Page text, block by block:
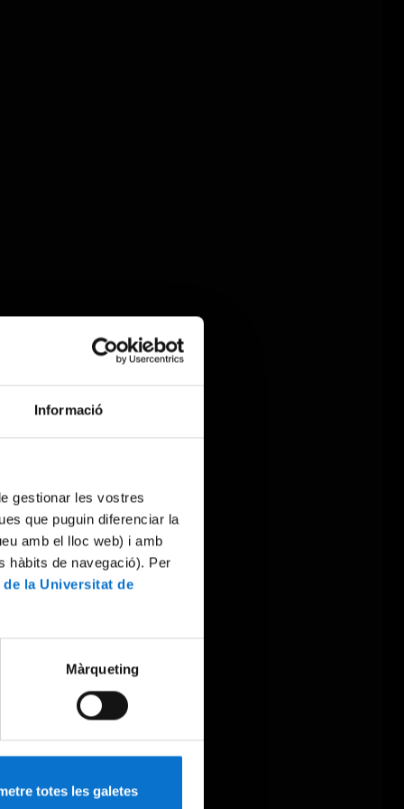
Informació
gestionar les vostres
que puguin diferenciar la
amb el lloc web) i amb
hàbits de navegació). Per
la Universitat de
Màrqueting
totes les galetes